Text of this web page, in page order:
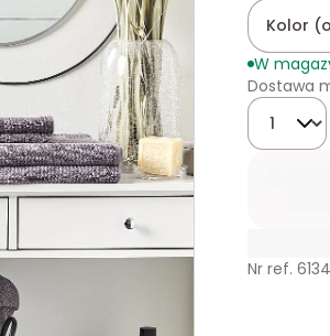
Kolor
W
Dostawa
Ilość
Nr ref.